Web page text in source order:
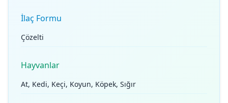
İlaç Formu
Çözelti
Hayvanlar
At, Kedi, Keçi, Koyun, Köpek, Sığır